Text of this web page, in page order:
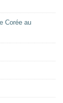
Corée au